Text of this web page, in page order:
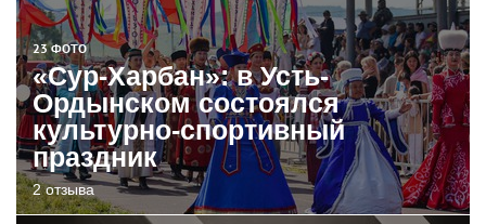
23 ФОТО
«Сур-Харбан»: в Усть-
Ордынском состоялся
культурно-спортивный
праздник
2 отзыва